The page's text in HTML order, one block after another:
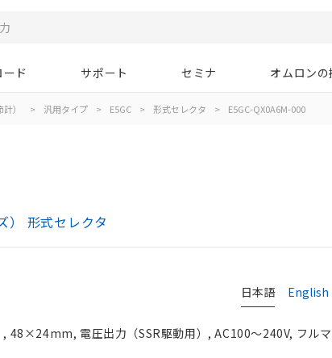
ド サポート セミナ オムロン
） > 汎用タイプ > E5GC > 形式セレクタ > E5GC-QX0A6M-000
） 形式セレクタ
日本語 English
, 48×24mm, 電圧出力（SSR駆動用）, AC100～240V, フル